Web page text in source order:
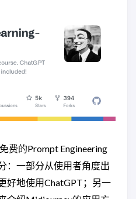
费的Prompt Engineering
：一部分从使用者角度出
好地使用ChatGPT；另一